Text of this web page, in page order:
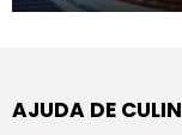
AJUDA DE